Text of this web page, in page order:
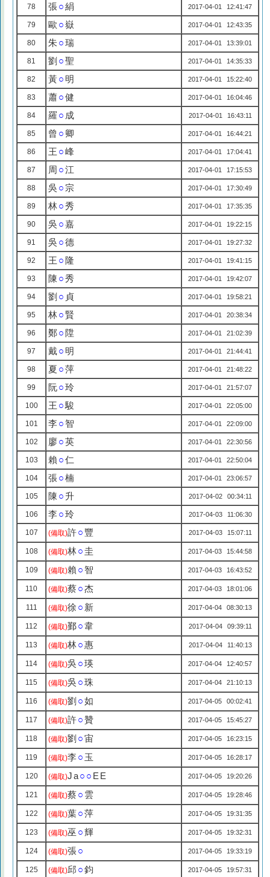
78 張○絹 2017-04-01 12:41:47
79 歐 ○嶽 2017-04-01 12:43:35
80 朱○瑞 2017-04-01 13:39:01
81 劉 ○聖 2017-04-01 14:35:33
82 黃○ 明 2017-04-01 15:22:40
83 蕭○健 2017-04-01 16:04:46
84 羅 ○ 成 2017-04-01 16:43:11
85 曾 ○ 卿 2017-04-01 16:44:21
86 王 ○峰 2017-04-01 17:04:41
87 周 ○江 2017-04-01 17:15:53
88 吳 ○ 宗 2017-04-01 17:30:49
89 林○秀 2017-04-01 17:35:35
90 吳 ○嘉 2017-04-01 19:22:15
91 吳 ○德 2017-04-01 19:27:32
92 王 ○ 隆 2017-04-01 19:41:15
93 陳 ○秀 2017-04-01 19:42:07
94 劉 ○ 貞 2017-04-01 19:58:21
95 林○ 賢 2017-04-01 20:38:34
96 鄭○ 陞 2017-04-01 21:02:39
97 戴○ 明 2017-04-01 21:44:41
98 夏 ○萍 2017-04-01 21:48:22
99 阮○玲 2017-04-01 21:57:07
100 王 ○駿 2017-04-01 22:05:00
101 李○ 智 2017-04-01 22:09:00
102 廖○英 2017-04-01 22:30:56
103 賴 ○仁 2017-04-01 22:50:04
104 張○楠 2017-04-01 23:06:57
105 陳 ○ 升 2017-04-02 00:34:11
106 李○玲 2017-04-03 11:06:30
107 (備取)許○ 豐 2017-04-03 15:07:11
108 (備取)林○圭 2017-04-03 15:44:58
109 (備取)賴 ○ 智 2017-04-03 16:43:52
110 (備取)蔡○杰 2017-04-03 18:01:06
111 (備取)徐 ○ 新 2017-04-04 08:30:13
112 (備取)鄞○韋 2017-04-04 09:39:11
113 (備取)林○惠 2017-04-04 11:40:13
114 (備取)吳 ○瑛 2017-04-04 12:40:57
115 (備取)吳 ○珠 2017-04-04 21:10:13
116 (備取)劉 ○如 2017-04-05 00:02:41
117 (備取)許○贊 2017-04-05 15:45:27
118 (備取)劉 ○宙 2017-04-05 16:23:15
119 (備取)李○ 玉 2017-04-05 16:28:17
120 (備取)Ja○○ EE 2017-04-05 19:20:26
121 (備取)蔡○ 雲 2017-04-05 19:28:46
122 (備取)葉○萍 2017-04-05 19:31:35
123 (備取)巫 ○輝 2017-04-05 19:32:31
124 (備取)張○ 2017-04-05 19:33:19
125 (備取)邱 ○鈞 2017-04-05 19:57:31